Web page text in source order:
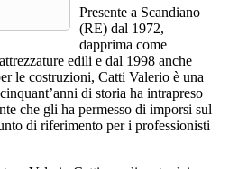
Presente a Scandiano
(RE) dal 1972,
dapprima come
edili e dal 1998 anche
le costruzioni, Catti Valerio è una
di storia ha intrapreso
che gli ha permesso di imporsi sul
di riferimento per i professionisti